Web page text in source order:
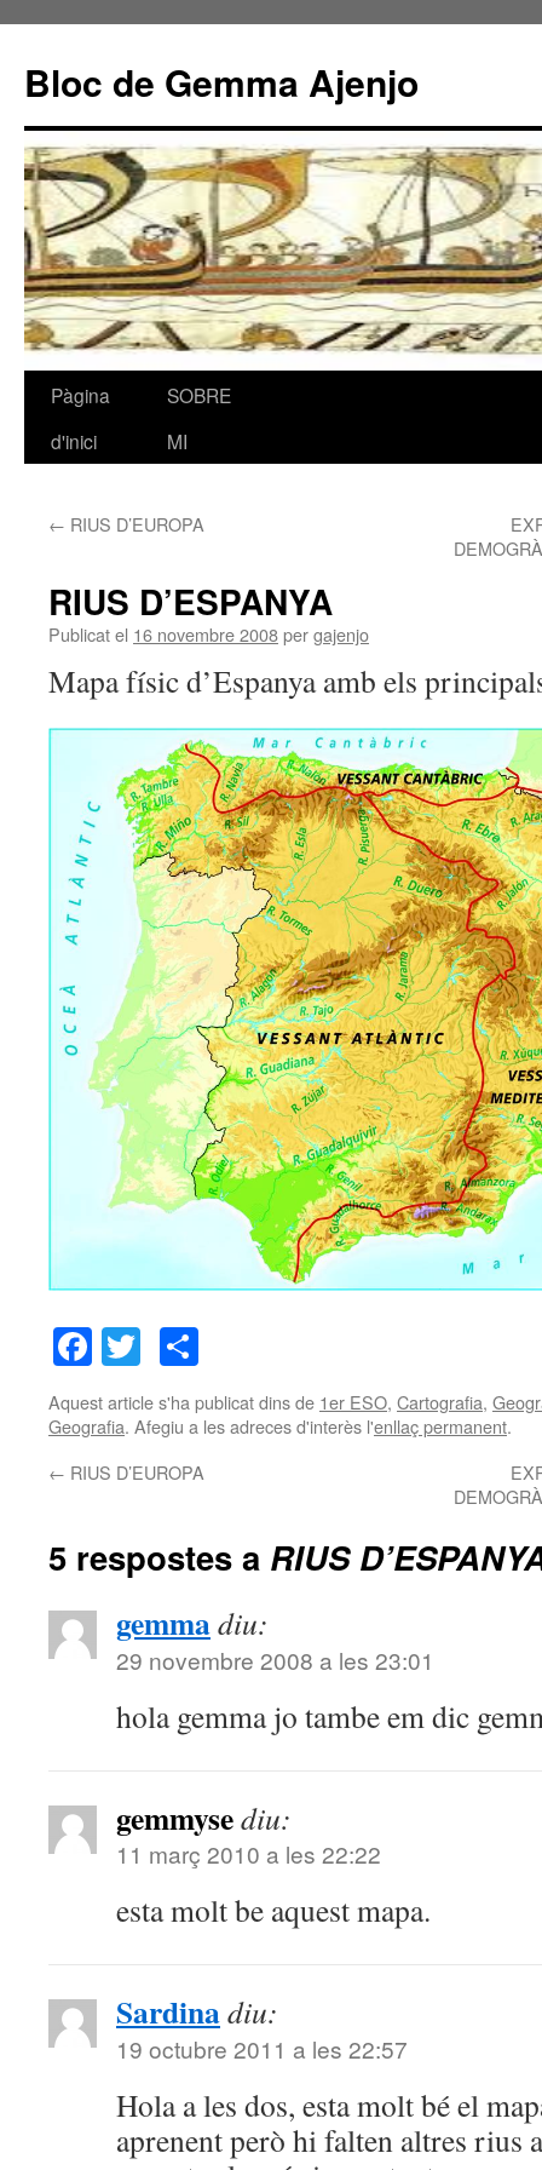
Bloc de Gemma Ajenjo
Vés
Pàgina
d'inici
SOBRE
MI
← RIUS D’EUROPA
RIUS D’ESPANYA
Publicat el 16 novembre 2008pergajenjo
Mapa físic d’Espanya amb els
Facebook
Twitter
Aquest article s'ha publicat dins de 1er ESO, Cartografia,
Geografia. Afegiu a les adreces d'interès l'enllaç permanent.
← RIUS D’EUROPA
5 respostes a RIUS
gemmadiu:
29 novembre 2008 a les 23:01
hola gemma jo tambe em dic
gemmysediu:
11 març 2010 a les 22:22
esta molt be aquest mapa.
Sardinadiu:
19 octubre 2011 a les 22:57
Hola a les dos, esta molt bé el
aprenent però hi falten altres rius